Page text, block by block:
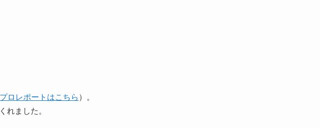
ロレポートはこちら ）。
れました。